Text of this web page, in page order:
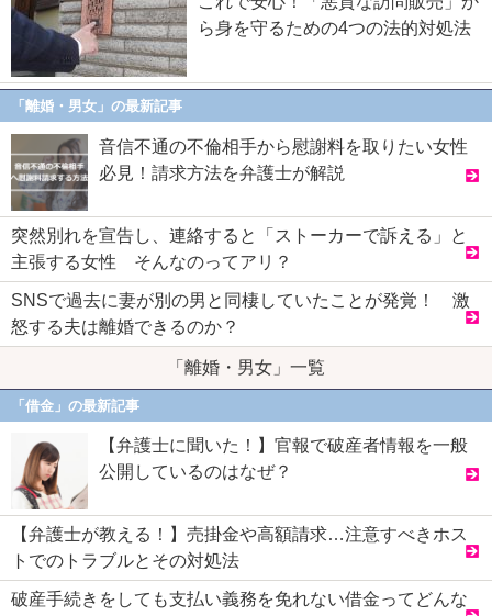
ら身を守るための4つの法的対処法
「離婚・男女」の最新記事
音信不通の不倫相手から慰謝料を取りたい女性
必見！請求方法を弁護士が解説
突然別れを宣告し、連絡すると「ストーカーで訴える」と
主張する女性 そんなのってアリ？
SNSで過去に妻が別の男と同棲していたことが発覚！ 激
怒する夫は離婚できるのか？
「離婚・男女」一覧
「借金」の最新記事
【弁護士に聞いた！】官報で破産者情報を一般
公開しているのはなぜ？
【弁護士が教える！】売掛金や高額請求…注意すべきホス
トでのトラブルとその対処法
破産手続きをしても支払い義務を免れない借金ってどんな